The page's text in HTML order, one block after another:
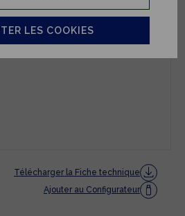
Télécharger la Fiche technique
Ajouter au Configurateur
LES COOKIES